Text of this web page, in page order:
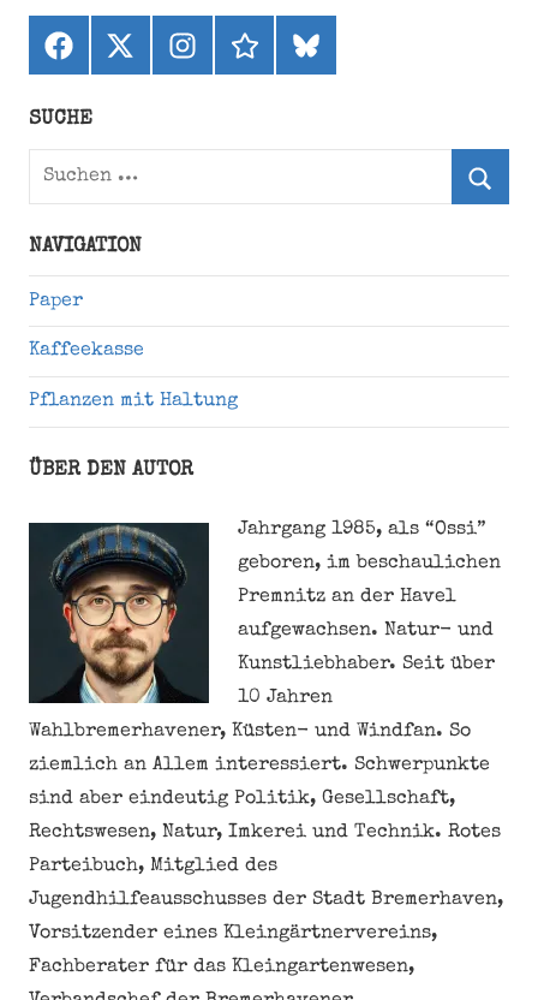
Facebook
X
(ehemals
Instagramthreadsbluesky
SUCHE
Suchen
NAVIGATION
Paper
Kaffeekasse
Pflanzen mit Haltung
ÜBER DEN AUTOR
Jahrgang 1985, als “Ossi”
geboren, im beschaulichen
Premnitz an der Havel
aufgewachsen. Natur- und
Kunstliebhaber. Seit über
10 Jahren
Wahlbremerhavener, Küsten- und Windfan. So
ziemlich an Allem interessiert. Schwerpunkte
sind aber eindeutig Politik, Gesellschaft,
Rechtswesen, Natur, Imkerei und Technik. Rotes
Parteibuch, Mitglied des
Jugendhilfeausschusses der Stadt Bremerhaven,
Vorsitzender eines Kleingärtnervereins,
Fachberater für das Kleingartenwesen,